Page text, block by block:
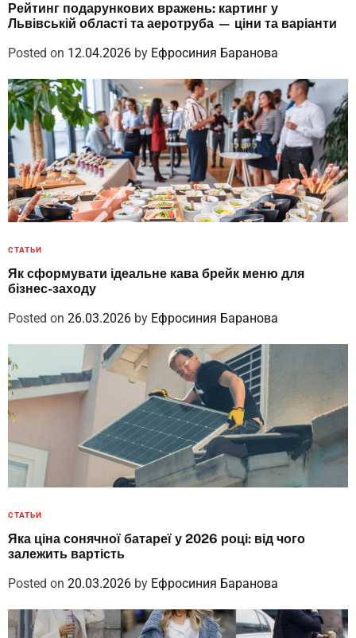
Рейтинг подарункових вражень: картинг у
Львівській області та аеротруба — ціни та варіанти
Posted on 12.04.2026 by Ефросиния Баранова
СТАТЬИ
Як сформувати ідеальне кава брейк меню для
бізнес-заходу
Posted on 26.03.2026 by Ефросиния Баранова
СТАТЬИ
Яка ціна сонячної батареї у 2026 році: від чого
залежить вартість
Posted on 20.03.2026 by Ефросиния Баранова